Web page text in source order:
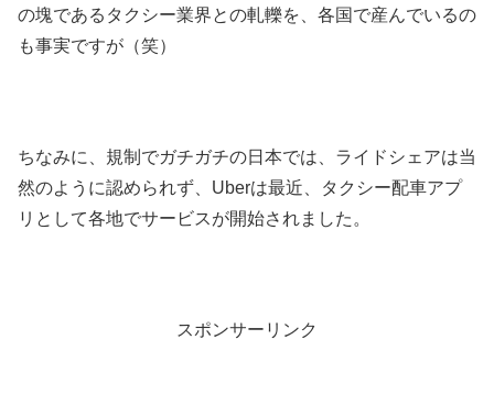
の塊であるタクシー業界との軋轢を、各国で産んでいるの
も事実ですが（笑）
ちなみに、規制でガチガチの日本では、ライドシェアは当
然のように認められず、Uberは最近、タクシー配車アプ
リとして各地でサービスが開始されました。
スポンサーリンク